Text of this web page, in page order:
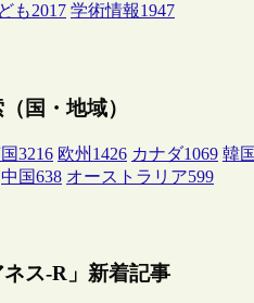
も2017 学術情報1947
国・地域）
3216 欧州 1426 カナダ1069 韓国
中国638 オーストラリア599
ネス-R」新着記事